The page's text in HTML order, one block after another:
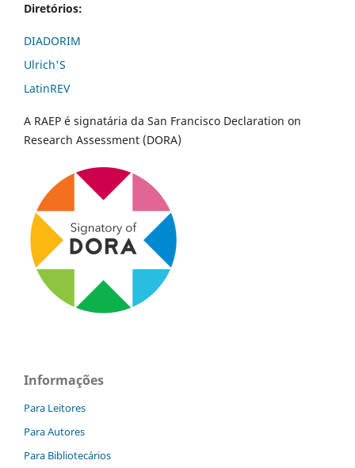
Diretórios:
DIADORIM
Ulrich'S
LatinREV
A RAEP é signatária da San Francisco Declaration on
Research Assessment (DORA)
Informações
Para Leitores
Para Autores
Para Bibliotecários